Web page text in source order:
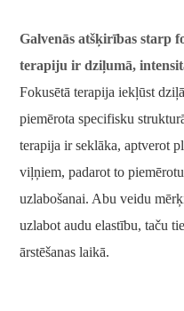
Galvenās atšķirības starp
terapiju ir dziļumā,
Fokusētā terapija iekļūst
piemērota specifisku
terapija ir seklāka, aptverot
viļņiem, padarot to
uzlabošanai. Abu veidu
uzlabot audu elastību, taču
ārstēšanas laikā.